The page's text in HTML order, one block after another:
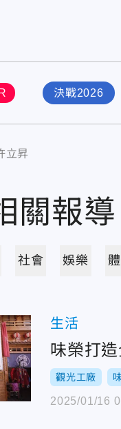
決戰2026
立昇
關報導
社會 娛樂
生活
味榮打
觀光工廠
2025/01/16